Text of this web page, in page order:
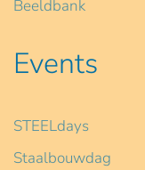
Beeldbank
Events
STEELdays
Staalbouwdag